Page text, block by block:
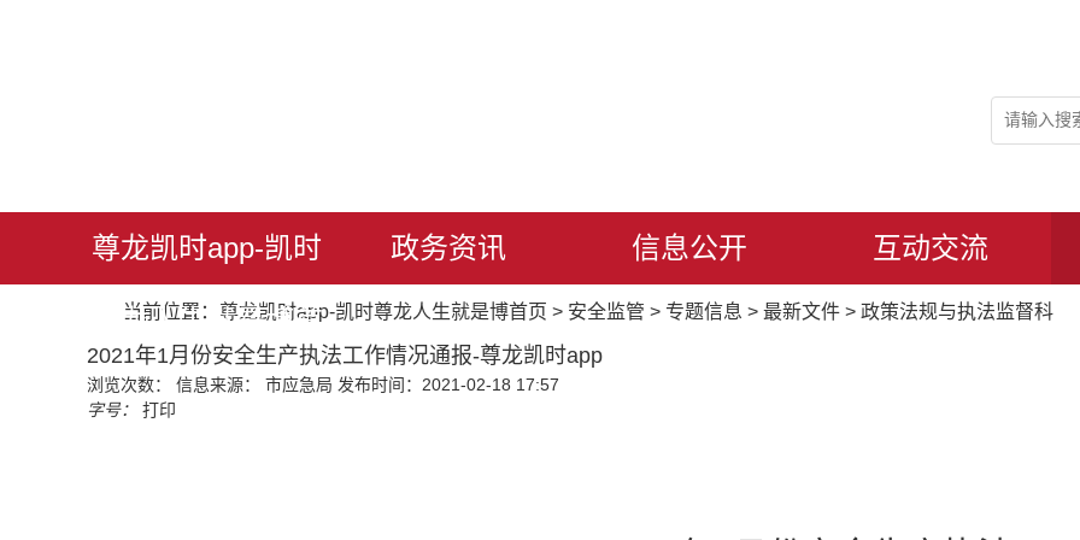
尊龙凯时app-凯时
尊龙人生就是博首
页
政务资讯 信息公开 互动交流
当前位置： 尊龙凯时app-凯时尊龙人生就是博首页 > 安全监管 > 专题信息 > 最新文件 > 政策法规与执法监督科
2021年1月份安全生产执法工作情况通报-尊龙凯时app
浏览次数： 信息来源： 市应急局 发布时间：2021-02-18 17:57
字号：
打印